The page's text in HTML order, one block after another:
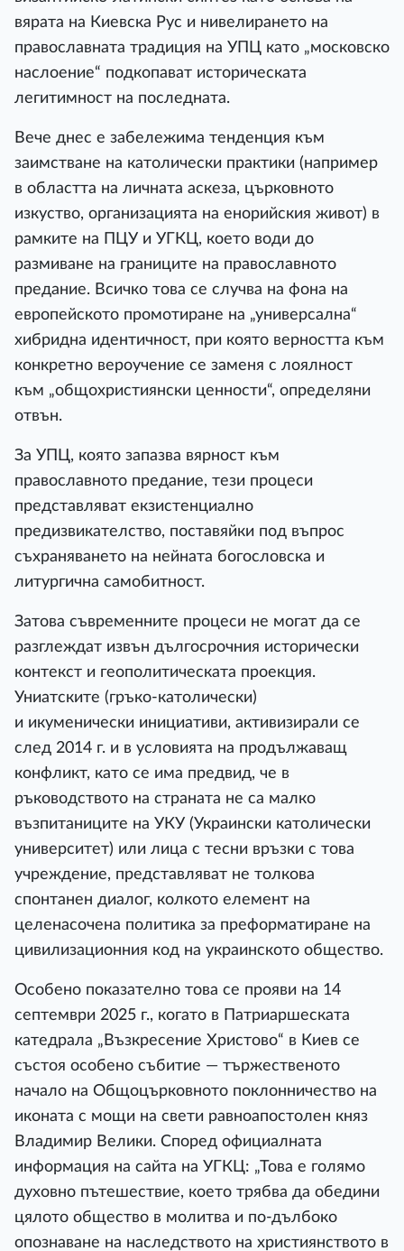
вярата на Киевска Рус и нивелирането на
православната традиция на УПЦ като „московско
наслоение“ подкопават историческата
легитимност на последната.
Вече днес е забележима тенденция към
заимстване на католически практики (например
в областта на личната аскеза, църковното
изкуство, организацията на енорийския живот) в
рамките на ПЦУ и УГКЦ, което води до
размиване на границите на православното
предание. Всичко това се случва на фона на
европейското промотиране на „универсална“
хибридна идентичност, при която верността към
конкретно вероучение се заменя с лоялност
към „общохристиянски ценности“, определяни
отвън.
За УПЦ, която запазва вярност към
православното предание, тези процеси
представляват екзистенциално
предизвикателство, поставяйки под въпрос
съхраняването на нейната богословска и
литургична самобитност.
Затова съвременните процеси не могат да се
разглеждат извън дългосрочния исторически
контекст и геополитическата проекция.
Униатските (гръко-католически)
и икуменически инициативи, активизирали се
след 2014 г. и в условията на продължаващ
конфликт, като се има предвид, че в
ръководството на страната не са малко
възпитаниците на УКУ (Украински католически
университет) или лица с тесни връзки с това
учреждение, представляват не толкова
спонтанен диалог, колкото елемент на
целенасочена политика за преформатиране на
цивилизационния код на украинското общество.
Особено показателно това се прояви на 14
септември 2025 г., когато в Патриаршеската
катедрала „Възкресение Христово“ в Киев се
състоя особено събитие — тържественото
начало на Общоцърковното поклонничество на
иконата с мощи на свети равноапостолен княз
Владимир Велики. Според официалната
информация на сайта на УГКЦ: „Това е голямо
духовно пътешествие, което трябва да обедини
цялото общество в молитва и по-дълбоко
опознаване на наследството на християнството в